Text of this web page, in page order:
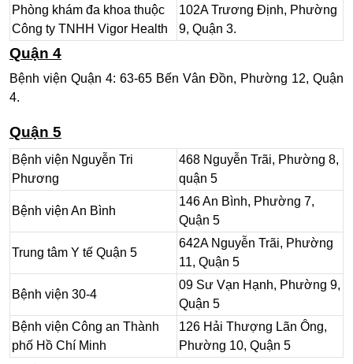
Phòng khám đa khoa thuộc
Công ty TNHH Vigor Health
102A Trương Định, Phường
9, Quận 3.
Quận 4
Bệnh viện Quận 4: 63-65 Bến Vân Đồn, Phường 12, Quận
4.
Quận 5
Bệnh viện Nguyễn Tri
Phương
468 Nguyễn Trãi, Phường 8,
quận 5
Bệnh viện An Bình
146 An Bình, Phường 7,
Quận 5
Trung tâm Y tế Quận 5
642A Nguyễn Trãi, Phường
11, Quận 5
Bệnh viện 30-4
09 Sư Vạn Hạnh, Phường 9,
Quận 5
Bệnh viện Công an Thành
phố Hồ Chí Minh
126 Hải Thượng Lãn Ông,
Phường 10, Quận 5